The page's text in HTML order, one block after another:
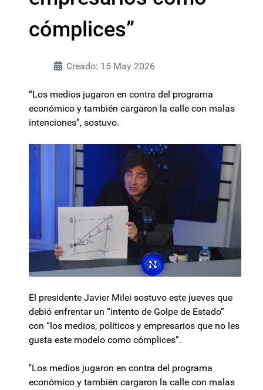
cómplices”
Creado: 15 May 2026
“Los medios jugaron en contra del programa
económico y también cargaron la calle con malas
intenciones”, sostuvo.
El presidente Javier Milei sostuvo este jueves que
debió enfrentar un “intento de Golpe de Estado”
con “los medios, políticos y empresarios que no les
gusta este modelo como cómplices”.
"Los medios jugaron en contra del programa
económico y también cargaron la calle con malas